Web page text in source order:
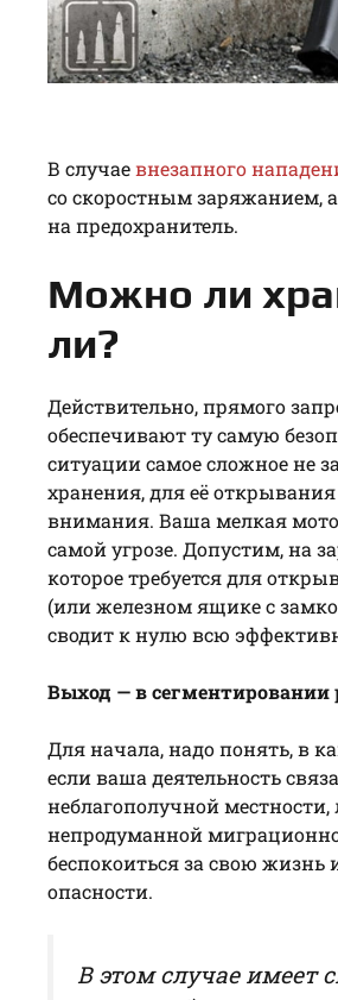
В случаевнезапного
со скоростным заряжанием,
на предохранитель.
Можно ли
ли?
Действительно, прямого
обеспечивают ту самую
ситуации самое сложное не
хранения, для её
внимания. Ваша мелкая
самой угрозе. Допустим, на
которое требуется для
(или железном ящике с
сводит к нулю всю
Выход — в сегментировании
Для начала, надо понять, в
если ваша деятельность
неблагополучной
непродуманной
беспокоиться за свою
опасности.
В этом случае имеет